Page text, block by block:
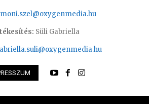
moni.szel@oxygenmedia.hu
Süli Gabriella